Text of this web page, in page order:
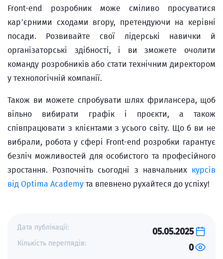
Front-end розробник може сміливо просуватися
кар’єрними сходами вгору, претендуючи на керівні
посади. Розвивайте свої лідерські навички й
організаторські здібності, і ви зможете очолити
команду розробників або стати технічним директором
у технологічній компанії.
Також ви можете спробувати шлях фрилансера, щоб
вільно вибирати графік і проєкти, а також
співпрацювати з клієнтами з усього світу. Що б ви не
вибрали, робота у сфері Front-end розробки гарантує
безліч можливостей для особистого та професійного
зростання. Розпочніть сьогодні з навчальних курсів
від Optima Academy та впевнено рухайтеся до успіху!
Дата публікації: 05.05.2025
Кількість переглядів: 0